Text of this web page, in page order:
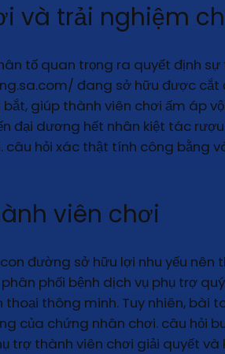
và trải nghiệm
tố quan trọng ra quyết định
đang sở hữu được cắt
giúp thành viên chơi ấm áp
đại dương hết nhân kiệt tác
câu hỏi xác thật tính công
viên chơi
đường sở hữu lợi nhu yếu nên
phối bệnh dịch vụ phụ trợ
thông minh. Tuy nhiên,
của chứng nhân chơi. câu hỏi
thành viên chơi giải quyết